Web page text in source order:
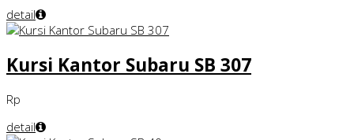
detail
Kursi Kantor Subaru SB 307
Rp
detail